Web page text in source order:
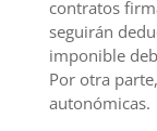
contratos
seguirán
imponible
Por otra
autonómicas.